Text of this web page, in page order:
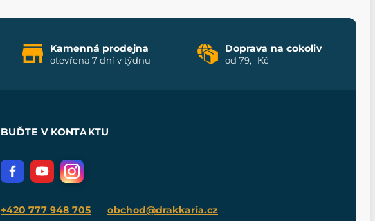
Kamenná prodejna
otevřena 7 dní v týdnu
Doprava na cokoliv
od 79,- Kč
BUĎTE V KONTAKTU
+420 777 948 705 obchod@drakkaria.cz